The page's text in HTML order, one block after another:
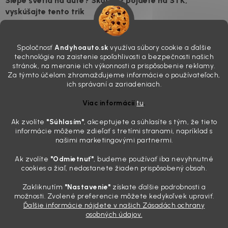
Spoločnosť Andyhoauto.sk využíva súbory cookie a ďalšie
technológie na zaistenie spoľahlivosti a bezpečnosti našich
stránok, na meranie ich výkonnosti a prispôsobenie reklamy.
Za týmto účelom zhromažďujeme informácie o používateľoch,
ich správaní a zariadeniach.
Viac informáciítu.
Ak zvolíte "Súhlasím", akceptujete a súhlasíte s tým, že tieto
informácie môžeme zdieľať s tretími stranami, napríklad s
našimi marketingovými partnermi.
Ak zvolíte "Odmietnuť", budeme používať iba nevyhnutné
cookies a žiaľ, nedostanete žiaden prispôsobený obsah.
Zakliknutím "Nastavenie" získate ďalšie podrobnosti a
možnosti. Zvolené preferencie môžete kedykoľvek upraviť.
Ďalšie informácie nájdete v našich Zásadách ochrany
osobných údajov.
vyskúšajte tento trik
skutočnosti je? Často za to môžu práve „slepé“ svetlomety. Ten
mliečny, drsný povrch nie je len estetická vada. Keď slnko a soľ urobia
svoje, plexisklo začne svetlo rozptyľovať namiesto to...
Zabudnite na handru. Ak chcete mať auto naozaj čisté,
Poznáte ten moment. Vonku svieti slnko, vy sedíte v čerstvo
„upratanom“ aute, no pri pohľade na palubnú dosku vás ide poraziť. V
mriežkach ventilácie, okolo tlačidiel a v švíkoch sedačiek na vás stále
drzo pozerá prach. Handra ani vysávač tam jednodu...
Detailing nemusí stáť výplatu: 5 kúskov autokozmetiky,
31.7.2026
Sobotné ráno, káva v ruke a pred vami zaprášená kapota. Pre
niekoho nuda, pre nás najlepší relax. Lenže keď si v košíku spočítate